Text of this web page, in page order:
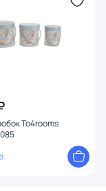
To4rooms